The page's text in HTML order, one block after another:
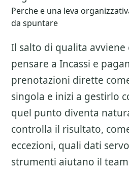
Perche e una leva
da spuntare
Il salto di qualita
pensare a Incassi e
prenotazioni dirette
singola e inizi a gestirlo
quel punto diventa
controlla il risultato,
eccezioni, quali dati
strumenti aiutano il